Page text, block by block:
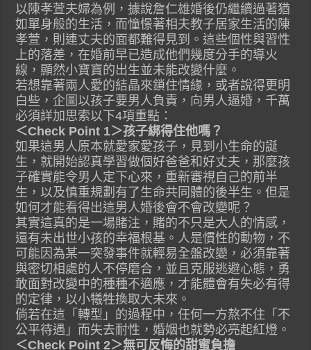
以陳孝萱夫婦為例，據說詹仁雄婚後仍繼續過著猶
如單身般的生活，而憧憬著相夫教子居家生活的陳
孝萱，則連丈夫的面都難得見到。這些個性與習性
上的落差，在婚前早已造成他們幾度分手的導火
線，顯然小寶寶的出生並未能改變什麼。
若想靠著兩人愛的結晶來鎖住情緣，或者說得更明
白些，企圖以孩子要男人負責，向男人逼婚，千萬
必須詳加思索以下4項重點：
＜Check Point 1＞孩子綁得住他嗎？
如果這男人原本就愛家愛孩子，見到小生命的誕
生，就開始認真學習做個好爸爸和好丈夫，那麼孩
子確實能令男人定下心來，重新審視自己的前半
生，以及慎重規劃有了生命共同體的後半生。但是
如何才能看得出這男人婚後會不會改變呢？
其實這真的是一場賭注，賭的不只是大人的情感，
還有未出世小孩的幸福根基。人是慣性的動物，不
可能因為某一突發事件就輕易全盤改變，必須靠著
與密切相處的人不停磨合，並且克服逃避心態，勇
敢面對改變中的種種不適應，才能體會有失必有得
的定律，以小犧牲換取大未來。
倘若在這「轉型」的過程中，任何一方熬不住「不
公平待遇」而失去耐性，婚姻也就勢必亮起紅燈。
＜Check Point 2＞無可反悔的甜蜜負擔